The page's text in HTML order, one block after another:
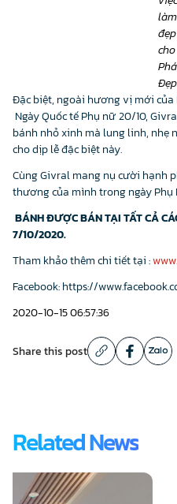
làm
cho
Đặc biệt, ngoài hương vị mới của
Ngày Quốc tế Phụ nữ 20/10,
bánh nhỏ xinh mà lung linh, nhẹ
cho dịp lễ đặc biệt này.
Cùng Givral mang nụ cười hạnh
thương của mình trong ngày Phụ
BÁNH ĐƯỢC BÁN TẠI TẤT CẢ
7/10/2020.
Tham khảo thêm chi tiết tại :
Facebook: https://
2020-10-15 06:57:36
Share this post
Related News